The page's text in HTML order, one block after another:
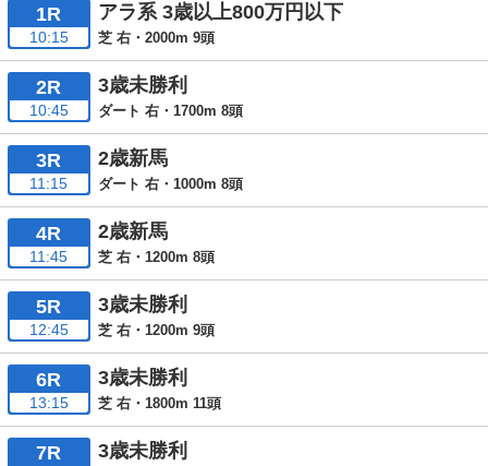
1R
10:15
アラ系 3歳以上800万円以下
芝 右・2000m 9頭
2R
10:45
3歳未勝利
ダート 右・1700m 8頭
3R
11:15
2歳新馬
ダート 右・1000m 8頭
4R
11:45
2歳新馬
芝 右・1200m 8頭
5R
12:45
3歳未勝利
芝 右・1200m 9頭
6R
13:15
3歳未勝利
芝 右・1800m 11頭
7R 3歳未勝利